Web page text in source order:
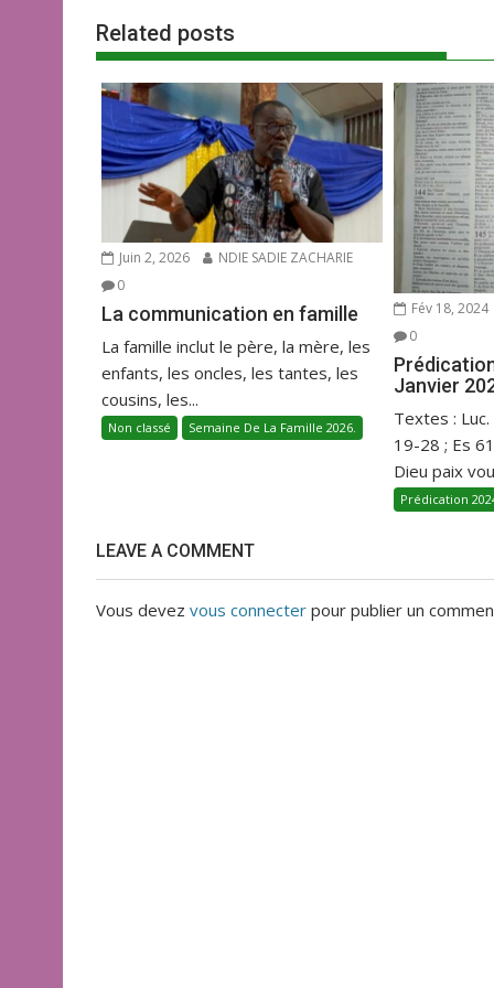
o
o
k
p
p
Related posts
Juin 2, 2026
NDIE SADIE ZACHARIE
0
La communication en famille
La famille inclut le père, la mère, les
enfants, les oncles, les tantes, les
cousins, les...
Non classé Semaine De La Famille 2026.
Fév 18, 2024
0
Janvier
Textes :
19-28 ; Es
Dieu paix
Prédication
LEAVE A COMMENT
Vous devez vous connecter pour publier un